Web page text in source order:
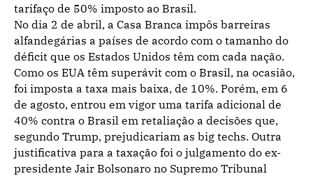
tarifaço de 50% imposto ao Brasil.
No dia 2 de abril, a Casa Branca impôs barreiras
alfandegárias a países de acordo com o tamanho do
déficit que os Estados Unidos têm com cada nação.
Como os EUA têm superávit com o Brasil, na ocasião,
foi imposta a taxa mais baixa, de 10%. Porém, em 6
de agosto, entrou em vigor uma tarifa adicional de
40% contra o Brasil em retaliação a decisões que,
segundo Trump, prejudicariam as big techs. Outra
justificativa para a taxação foi o julgamento do ex-
presidente Jair Bolsonaro no Supremo Tribunal